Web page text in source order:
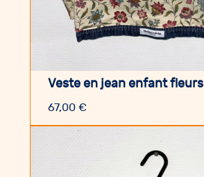
Veste en jean enfant fleurs
67,00 €